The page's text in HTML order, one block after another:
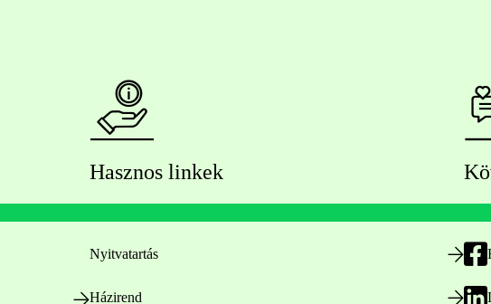
Hasznos linkek
Nyitvatartás
Házirend